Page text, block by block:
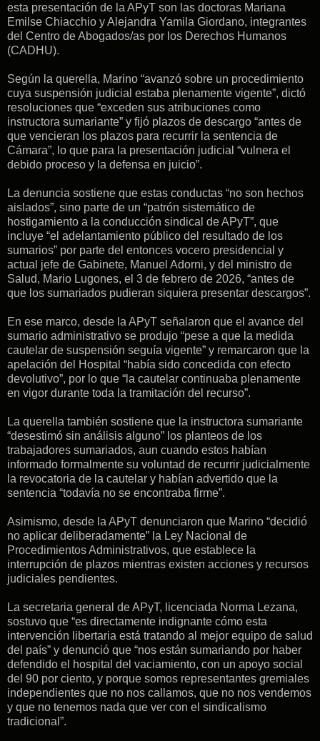
esta presentación de la APyT son las doctoras Mariana
Emilse Chiacchio y Alejandra Yamila Giordano, integrantes
del Centro de Abogados/as por los Derechos Humanos
(CADHU).
Según la querella, Marino “avanzó sobre un procedimiento
cuya suspensión judicial estaba plenamente vigente”, dictó
resoluciones que “exceden sus atribuciones como
instructora sumariante” y fijó plazos de descargo “antes de
que vencieran los plazos para recurrir la sentencia de
Cámara”, lo que para la presentación judicial “vulnera el
debido proceso y la defensa en juicio”.
La denuncia sostiene que estas conductas “no son hechos
aislados”, sino parte de un “patrón sistemático de
hostigamiento a la conducción sindical de APyT”, que
incluye “el adelantamiento público del resultado de los
sumarios” por parte del entonces vocero presidencial y
actual jefe de Gabinete, Manuel Adorni, y del ministro de
Salud, Mario Lugones, el 3 de febrero de 2026, “antes de
que los sumariados pudieran siquiera presentar descargos”.
En ese marco, desde la APyT señalaron que el avance del
sumario administrativo se produjo “pese a que la medida
cautelar de suspensión seguía vigente” y remarcaron que la
apelación del Hospital “había sido concedida con efecto
devolutivo”, por lo que “la cautelar continuaba plenamente
en vigor durante toda la tramitación del recurso”.
La querella también sostiene que la instructora sumariante
“desestimó sin análisis alguno” los planteos de los
trabajadores sumariados, aun cuando estos habían
informado formalmente su voluntad de recurrir judicialmente
la revocatoria de la cautelar y habían advertido que la
sentencia “todavía no se encontraba firme”.
Asimismo, desde la APyT denunciaron que Marino “decidió
no aplicar deliberadamente” la Ley Nacional de
Procedimientos Administrativos, que establece la
interrupción de plazos mientras existen acciones y recursos
judiciales pendientes.
La secretaria general de APyT, licenciada Norma Lezana,
sostuvo que “es directamente indignante cómo esta
intervención libertaria está tratando al mejor equipo de salud
del país” y denunció que “nos están sumariando por haber
defendido el hospital del vaciamiento, con un apoyo social
del 90 por ciento, y porque somos representantes gremiales
independientes que no nos callamos, que no nos vendemos
y que no tenemos nada que ver con el sindicalismo
tradicional”.